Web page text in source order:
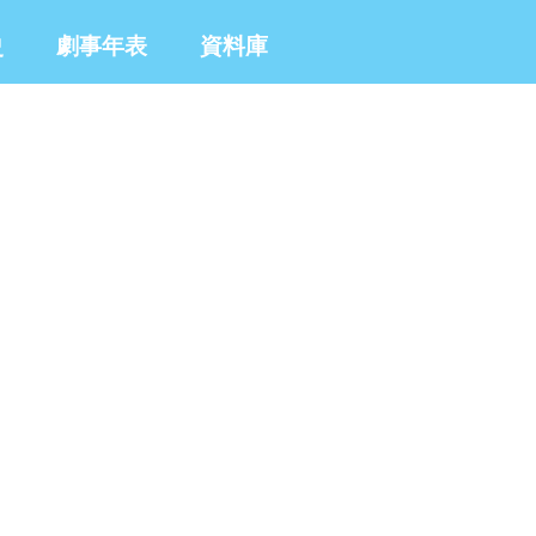
劇事年表 資料庫